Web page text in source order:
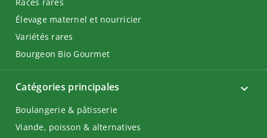
Catégories principales
Boulangerie & pâtisserie
Viande, poisson & alternatives
Élevage maternel et nourricier
Variétés rares
Bourgeon Bio Gourmet